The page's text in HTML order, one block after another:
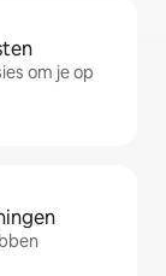
om je op